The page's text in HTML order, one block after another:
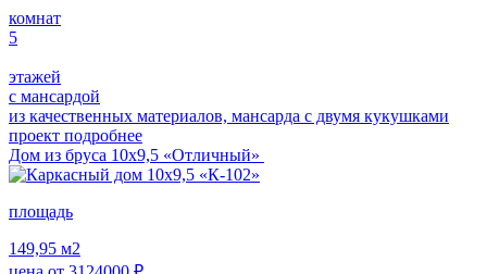
комнат
5
этажей
с мансардой
из качественных материалов, мансарда с двумя кукушками
проект подробнее
Дом из бруса 10х9,5 «Отличный»
площадь
149,95 м2